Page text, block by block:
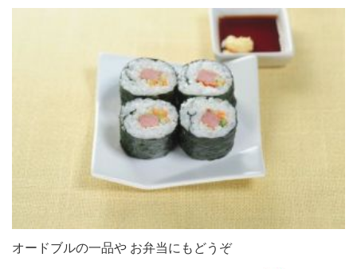
オードブルの一品や お弁当にもどうぞ